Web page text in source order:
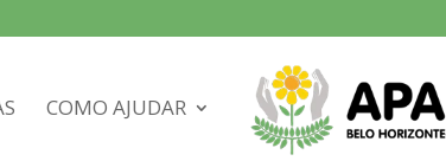
COMO AJUDAR